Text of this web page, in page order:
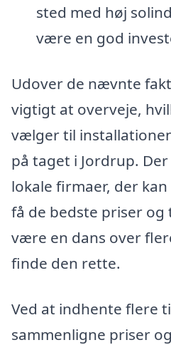
sted med høj
være en god
Udover de nævnte
vigtigt at overveje,
vælger til
på taget i Jordrup.
lokale firmaer, der
få de bedste priser
være en dans over
finde den rette.
Ved at indhente flere
sammenligne priser